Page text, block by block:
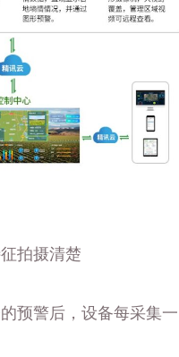
拍摄清楚
预警后，设备每采集一